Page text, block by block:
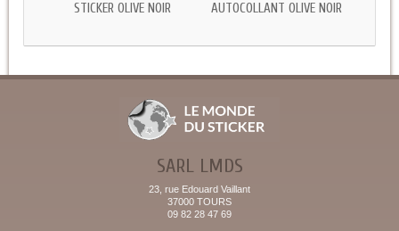
STICKER OLIVE NOIR AUTOCOLLANT OLIVE NOIR
SARL LMDS
23, rue Edouard Vaillant
37000 TOURS
09 82 28 47 69